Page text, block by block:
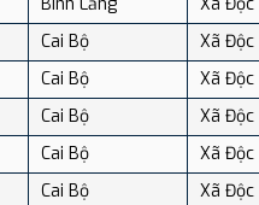
Cai Bộ
Xã Độc
Cai Bộ
Xã Độc
Cai Bộ
Xã Độc
Cai Bộ
Xã Độc
Cai Bộ
Xã Độc